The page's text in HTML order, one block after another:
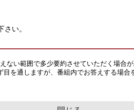
さい。
い範囲で多少要約させていただく場合
を通しますが、番組内でお答えする場